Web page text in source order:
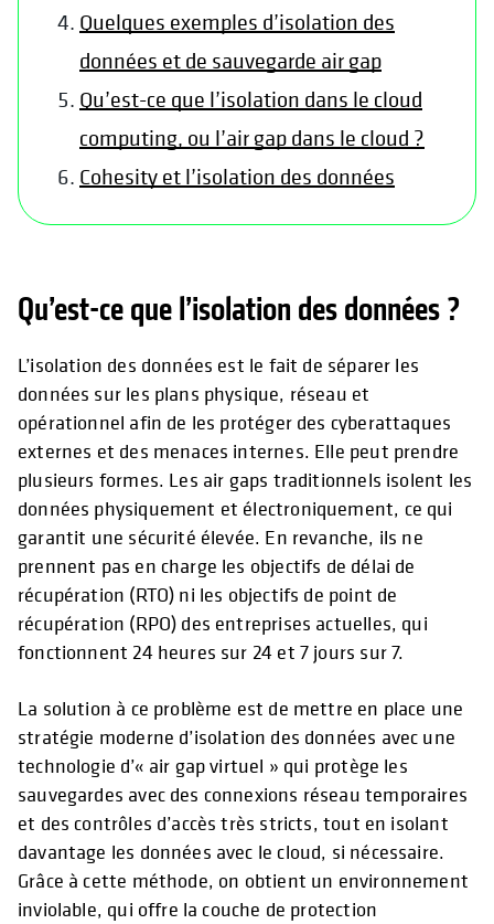
Quelques exemples d’isolation des
données et de sauvegarde air gap
Qu’est-ce que l’isolation dans le cloud
computing, ou l’air gap dans le cloud ?
Cohesity et l’isolation des données
Qu’est-ce que l’isolation des données ?
L’isolation des données est le fait de séparer les
données sur les plans physique, réseau et
opérationnel afin de les protéger des cyberattaques
externes et des menaces internes. Elle peut prendre
plusieurs formes. Les air gaps traditionnels isolent les
données physiquement et électroniquement, ce qui
garantit une sécurité élevée. En revanche, ils ne
prennent pas en charge les objectifs de délai de
récupération (RTO) ni les objectifs de point de
récupération (RPO) des entreprises actuelles, qui
fonctionnent 24 heures sur 24 et 7 jours sur 7.
La solution à ce problème est de mettre en place une
stratégie moderne d’isolation des données avec une
technologie d’« air gap virtuel » qui protège les
sauvegardes avec des connexions réseau temporaires
et des contrôles d’accès très stricts, tout en isolant
davantage les données avec le cloud, si nécessaire.
Grâce à cette méthode, on obtient un environnement
inviolable, qui offre la couche de protection